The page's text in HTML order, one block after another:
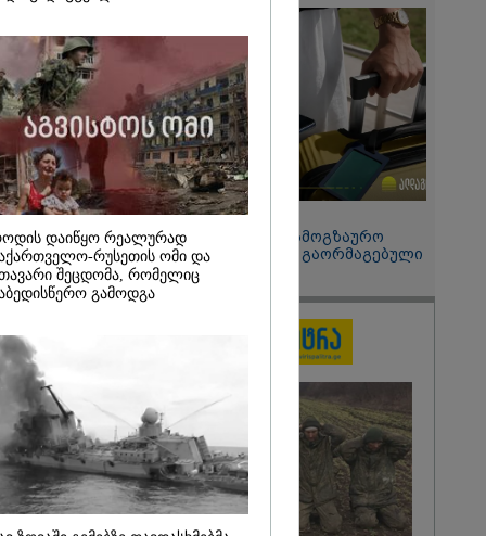
სამშობლოს
როგორ
გვარამია
ირაკლი
15:49 / 06-08-2026
შეიძინე ალდაგის სამოგზაურო
დაზღვევა და მიიღე გაორმაგებული
ინტერნეტი
დაიწყო რეალურად
რუსეთის ომი და
შეცდომა, რომელიც
გამოდგა